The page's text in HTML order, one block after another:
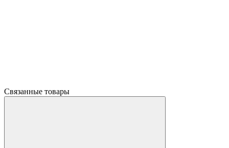
Связанные товары